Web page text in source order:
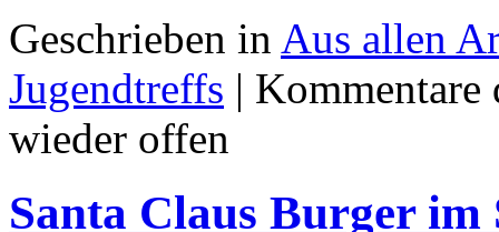
Geschrieben in Aus allen
Jugendtreffs | Kommentare
wieder offen
Santa Claus Burger im